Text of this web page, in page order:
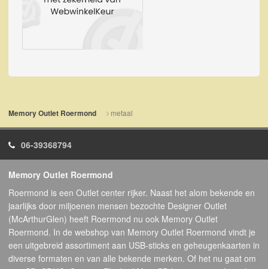
Memory Outlet Roermond metaal
06-39368794
Memory Outlet Roermond
Roermond is een Outlet center rijker. Naast het alom bekende en
jaarlijks door miljoenen mensen bezochte Designer Outlet
(McArthurGlen) heeft Roermond nu ook Memory Outlet
Roermond. In de webshop van Memory Outlet Roermond vindt je
een uitgebreid assortiment aan USB-sticks en geheugenkaarten in
diverse formaten en van alle bekende merken. Of het nu gaat om